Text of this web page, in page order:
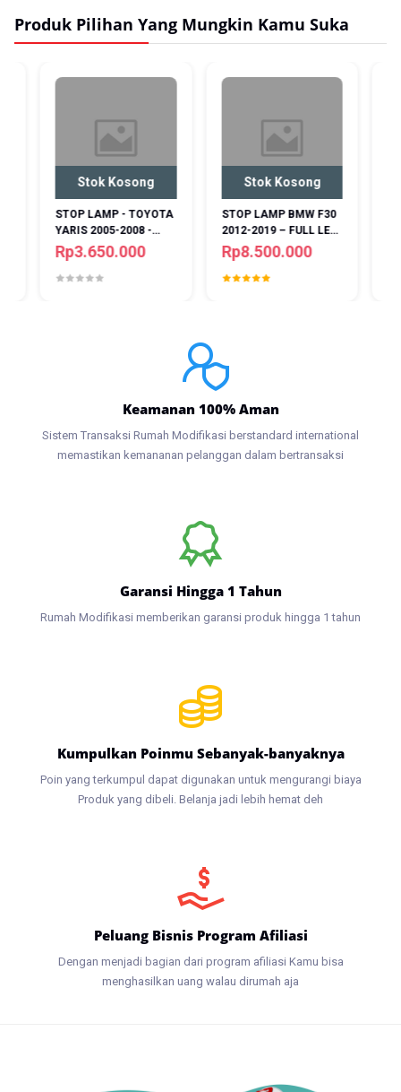
Produk Pilihan Yang Mungkin Kamu Suka
Stok Kosong
STOP LAMP - TOYOTA
YARIS 2005-2008 -
SONAR - BLACK JDM -
Rp3.650.000
Stok Kosong
STOP LAMP BMW F30
2012-2019 – FULL LED
– LIGHT BAR – RED –
SEQUENTIAL –
CEREMONIAL
Rp8.500.000
Keamanan 100% Aman
Sistem Transaksi Rumah Modifikasi berstandard international
memastikan kemananan pelanggan dalam bertransaksi
Garansi Hingga 1 Tahun
Rumah Modifikasi memberikan garansi produk hingga 1 tahun
Kumpulkan Poinmu Sebanyak-banyaknya
Poin yang terkumpul dapat digunakan untuk mengurangi biaya
Produk yang dibeli. Belanja jadi lebih hemat deh
Peluang Bisnis Program Afiliasi
Dengan menjadi bagian dari program afiliasi Kamu bisa
menghasilkan uang walau dirumah aja